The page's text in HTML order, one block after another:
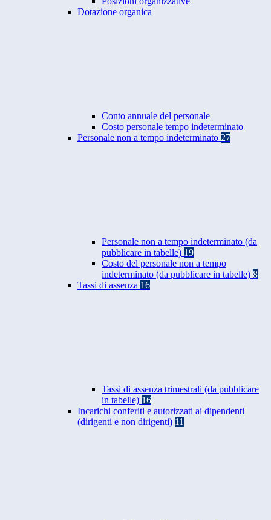
Dotazione organica
Conto annuale del personale
Costo personale tempo indeterminato
Personale non a tempo indeterminato 27
Personale non a tempo indeterminato (da
pubblicare in tabelle) 19
Costo del personale non a tempo
indeterminato (da pubblicare in tabelle) 8
Tassi di assenza 16
Tassi di assenza trimestrali (da pubblicare
in tabelle) 16
Incarichi conferiti e autorizzati ai dipendenti
(dirigenti e non dirigenti) 11